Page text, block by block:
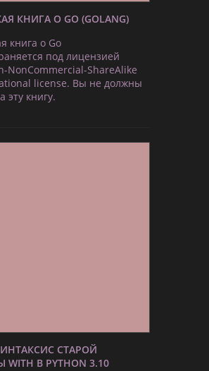
КНИГА О GO (GOLANG)
книга о Go
под лицензией
NonCommercial-ShareAlike
license. Вы не должны
эту книгу.
СТАРОЙ
В PYTHON 3.10